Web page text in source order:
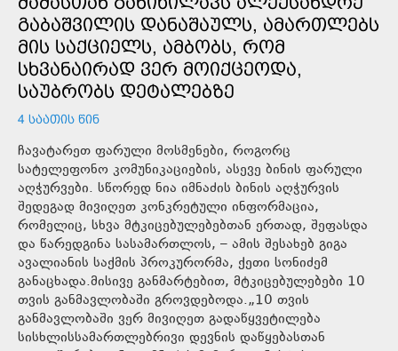
ᲒᲐᲑᲐᲨᲕᲘᲚᲘᲡ ᲓᲐᲜᲐᲨᲐᲣᲚᲡ, ᲐᲛᲐᲠᲗᲚᲔᲑᲡ
ᲛᲘᲡ ᲡᲐᲥᲪᲘᲔᲚᲡ, ᲐᲛᲑᲝᲑᲡ, ᲠᲝᲛ
ᲡᲮᲕᲐᲜᲐᲘᲠᲐᲓ ᲕᲔᲠ ᲛᲝᲘᲥᲪᲔᲝᲓᲐ,
ᲡᲐᲣᲑᲠᲝᲑᲡ ᲓᲔᲢᲐᲚᲔᲑᲖᲔ
4 ᲡᲐᲐᲗᲘᲡ ᲬᲘᲜ
ჩავატარეთ ფარული მოსმენები, როგორც
სატელეფონო კომუნიკაციების, ასევე ბინის ფარული
აღჭურვები. სწორედ ნია იმნაძის ბინის აღჭურვის
შედეგად მივიღეთ კონკრეტული ინფორმაცია,
რომელიც, სხვა მტკიცებულებებთან ერთად, შეფასდა
და წარედგინა სასამართლოს, – ამის შესახებ გიგა
ავალიანის საქმის პროკურორმა, ქეთი სონიძემ
განაცხადა.მისივე განმარტებით, მტკიცებულებები 10
თვის განმავლობაში გროვდებოდა.„10 თვის
განმავლობაში ვერ მივიღეთ გადაწყვეტილება
სისხლისსამართლებრივი დევნის დაწყებასთან